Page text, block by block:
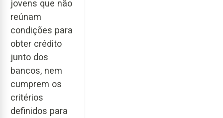
jovens que não
reúnam
condições para
obter crédito
junto dos
bancos, nem
cumprem os
critérios
definidos para